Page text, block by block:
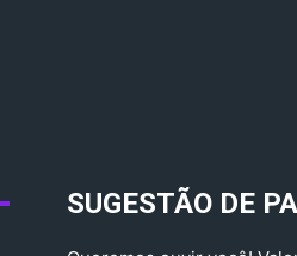
SUGESTÃO DE